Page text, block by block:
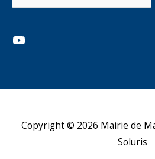
YouTube
Copyright © 2026 Mairie de
Soluris